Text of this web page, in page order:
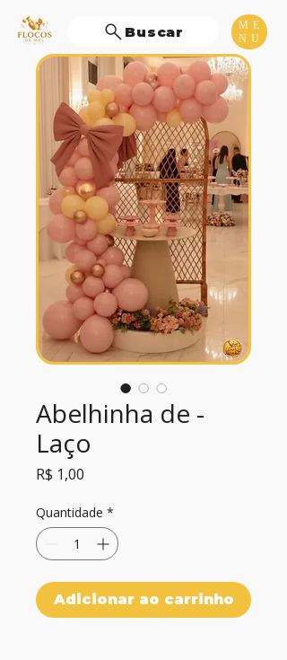
ME
NU
Buscar
Abelhinha de -
Laço
R$ 1,00
Quantidade *
Adicionar ao carrinho